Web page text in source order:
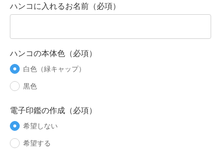
ハンコに入れるお名前（必項）
ハンコの本体色（必項）
白色（緑キャップ）
黒色
電子印鑑の作成（必項）
希望しない
希望する